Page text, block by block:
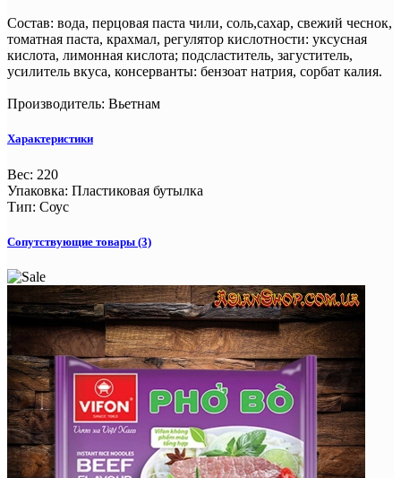
Состав: вода, перцовая паста чили, соль,сахар, свежий чеснок,
томатная паста, крахмал, регулятор кислотности: уксусная
кислота, лимонная кислота; подсластитель, загуститель,
усилитель вкуса, консерванты: бензоат натрия, сорбат калия.
Производитель: Вьетнам
Характеристики
Вес: 220
Упаковка: Пластиковая бутылка
Тип: Соус
Сопутствующие товары (3)